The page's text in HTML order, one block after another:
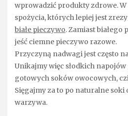
wprowadzić produkty zdrowe.
spożycia, których lepiej jest
białe pieczywo. Zamiast
jeść ciemne pieczywo razowe.
Przyczyną nadwagi jest często
Unikajmy więc słodkich
gotowych soków owocowych,
Sięgajmy za to po naturalne soki
warzywa.